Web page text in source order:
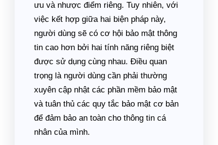
ưu và nhược điểm riêng. Tuy nhiên, với
việc kết hợp giữa hai biện pháp này,
người dùng sẽ có cơ hội bảo mật thông
tin cao hơn bởi hai tính năng riêng biệt
được sử dụng cùng nhau. Điều quan
trọng là người dùng cần phải thường
xuyên cập nhật các phần mềm bảo mật
và tuân thủ các quy tắc bảo mật cơ bản
để đảm bảo an toàn cho thông tin cá
nhân của mình.